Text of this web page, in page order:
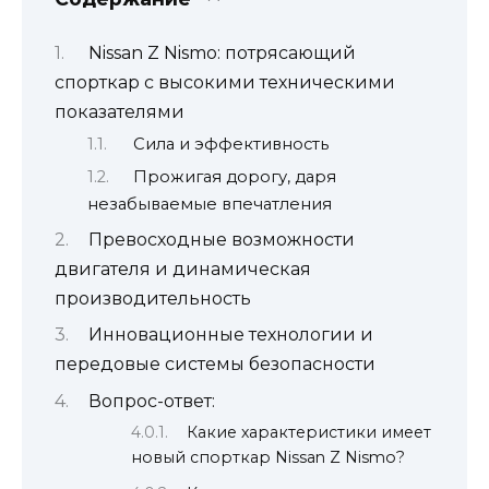
Nissan Z Nismo: потрясающий
спорткар с высокими техническими
показателями
Сила и эффективность
Прожигая дорогу, даря
незабываемые впечатления
Превосходные возможности
двигателя и динамическая
производительность
Инновационные технологии и
передовые системы безопасности
Вопрос-ответ:
Какие характеристики имеет
новый спорткар Nissan Z Nismo?